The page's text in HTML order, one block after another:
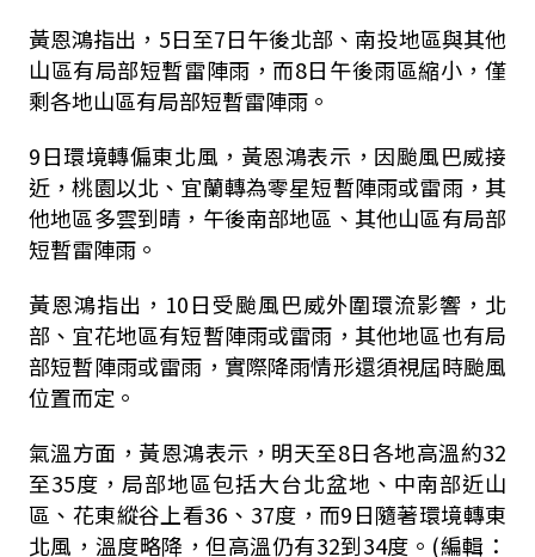
黃恩鴻指出，5日至7日午後北部、南投地區與其他
山區有局部短暫雷陣雨，而8日午後雨區縮小，僅
剩各地山區有局部短暫雷陣雨。
9日環境轉偏東北風，黃恩鴻表示，因颱風巴威接
近，桃園以北、宜蘭轉為零星短暫陣雨或雷雨，其
他地區多雲到晴，午後南部地區、其他山區有局部
短暫雷陣雨。
黃恩鴻指出，10日受颱風巴威外圍環流影響，北
部、宜花地區有短暫陣雨或雷雨，其他地區也有局
部短暫陣雨或雷雨，實際降雨情形還須視屆時颱風
位置而定。
氣溫方面，黃恩鴻表示，明天至8日各地高溫約32
至35度，局部地區包括大台北盆地、中南部近山
區、花東縱谷上看36、37度，而9日隨著環境轉東
北風，溫度略降，但高溫仍有32到34度。(編輯：